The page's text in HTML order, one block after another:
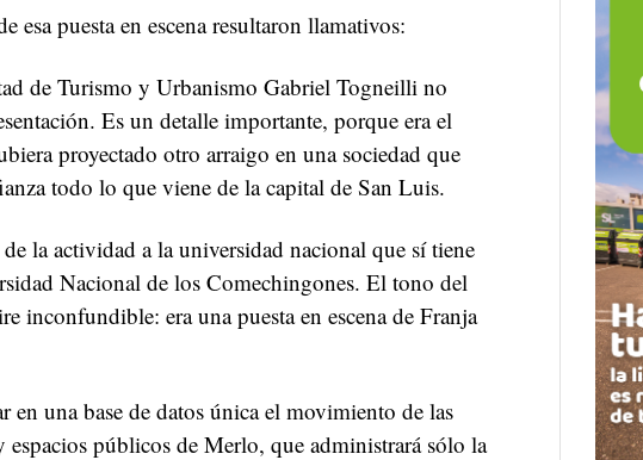
esa puesta en escena resultaron llamativos:
de Turismo y Urbanismo Gabriel Togneilli no
Es un detalle importante, porque era el
proyectado otro arraigo en una sociedad que
todo lo que viene de la capital de San Luis.
la actividad a la universidad nacional que sí tiene
Nacional de los Comechingones. El tono del
inconfundible: era una puesta en escena de Franja
en una base de datos única el movimiento de las
espacios públicos de Merlo, que administrará sólo la